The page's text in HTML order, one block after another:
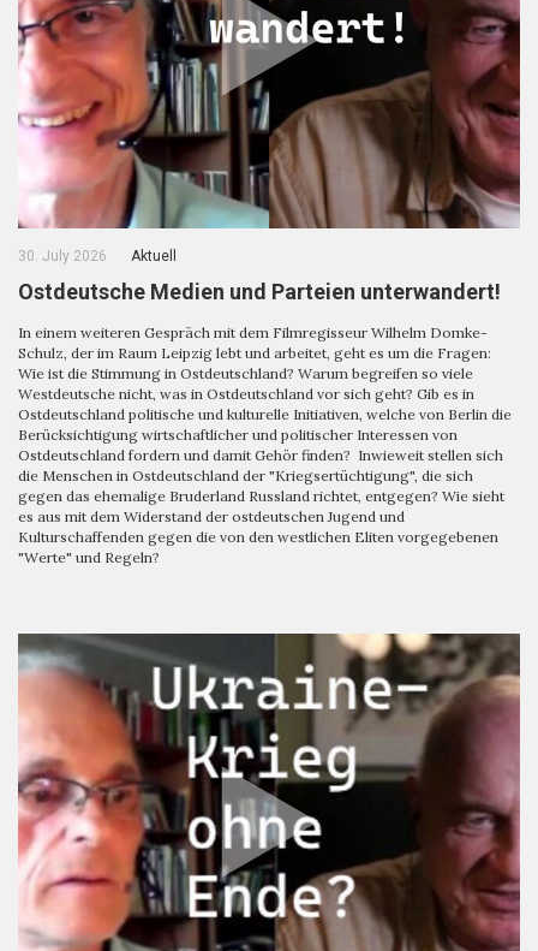
30. July 2026 Aktuell
Ostdeutsche Medien und Parteien unterwandert!
In einem weiteren Gespräch mit dem Filmregisseur Wilhelm Domke-
Schulz, der im Raum Leipzig lebt und arbeitet, geht es um die Fragen:
Wie ist die Stimmung in Ostdeutschland? Warum begreifen so viele
Westdeutsche nicht, was in Ostdeutschland vor sich geht? Gib es in
Ostdeutschland politische und kulturelle Initiativen, welche von Berlin die
Berücksichtigung wirtschaftlicher und politischer Interessen von
Ostdeutschland fordern und damit Gehör finden? Inwieweit stellen sich
die Menschen in Ostdeutschland der "Kriegsertüchtigung", die sich
gegen das ehemalige Bruderland Russland richtet, entgegen? Wie sieht
es aus mit dem Widerstand der ostdeutschen Jugend und
Kulturschaffenden gegen die von den westlichen Eliten vorgegebenen
"Werte" und Regeln?